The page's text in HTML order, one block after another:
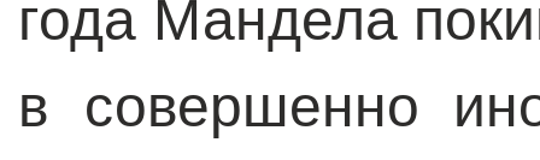
года Мандела
в совершенно